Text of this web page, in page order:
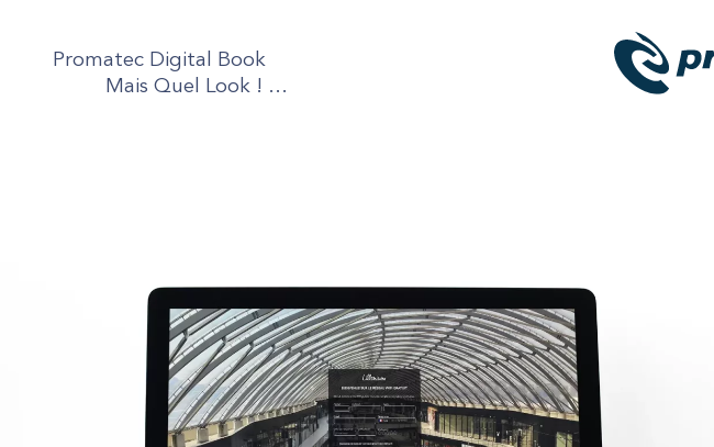
Promatec Digital Book
Mais Quel Look ! …